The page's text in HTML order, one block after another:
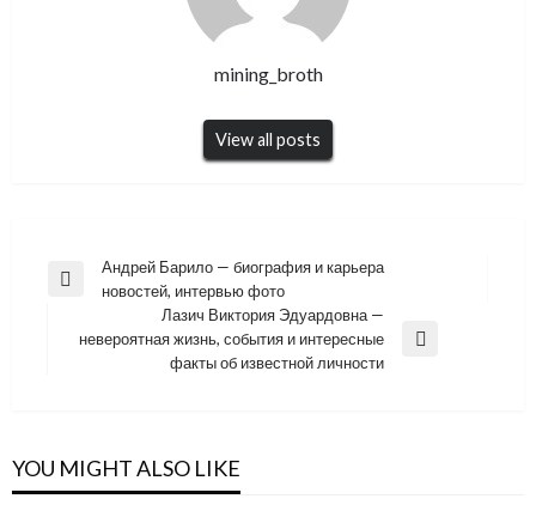
mining_broth
View all posts
Навигация
записям
Previous
Андрей Барило — биография и карьера
новостей, интервью фото
Next
Лазич Виктория Эдуардовна —
невероятная жизнь, события и интересные
факты об известной личности
YOU MIGHT ALSO LIKE